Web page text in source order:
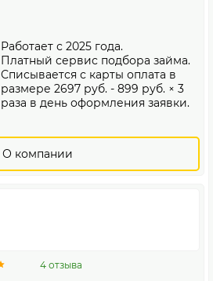
Работает с 2025 года.
Платный сервис подбора займа.
Списывается с карты оплата в
размере 2697 руб. - 899 руб. × 3
раза в день оформления заявки.
О компании
4 отзыва